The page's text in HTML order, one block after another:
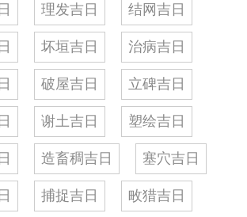
理发吉日 结网吉日
坏垣吉日 治病吉日
破屋吉日 立碑吉日
谢土吉日 塑绘吉日
造畜稠吉日 塞穴吉日
捕捉吉日 畋猎吉日